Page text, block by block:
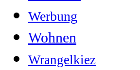
Werbung
Wohnen
Wrangelkiez